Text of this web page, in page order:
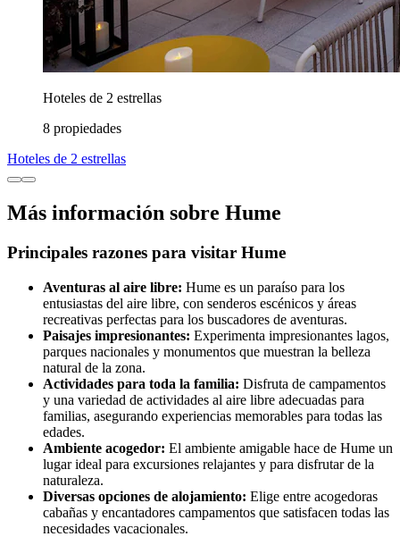
Hoteles de 2 estrellas
8 propiedades
Hoteles de 2 estrellas
Más información sobre Hume
Principales razones para visitar Hume
Aventuras al aire libre: Hume es un paraíso para los
entusiastas del aire libre, con senderos escénicos y áreas
recreativas perfectas para los buscadores de aventuras.
Paisajes impresionantes: Experimenta impresionantes lagos,
parques nacionales y monumentos que muestran la belleza
natural de la zona.
Actividades para toda la familia: Disfruta de campamentos
y una variedad de actividades al aire libre adecuadas para
familias, asegurando experiencias memorables para todas las
edades.
Ambiente acogedor: El ambiente amigable hace de Hume un
lugar ideal para excursiones relajantes y para disfrutar de la
naturaleza.
Diversas opciones de alojamiento: Elige entre acogedoras
cabañas y encantadores campamentos que satisfacen todas las
necesidades vacacionales.